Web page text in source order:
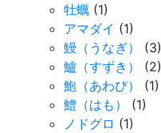
牡蠣 (1)
アマダイ (1)
鰻（うなぎ）
(3)
鱸（すずき）
(2)
鮑（あわび）
(1)
鱧（はも）
(1)
ノドグロ (1)